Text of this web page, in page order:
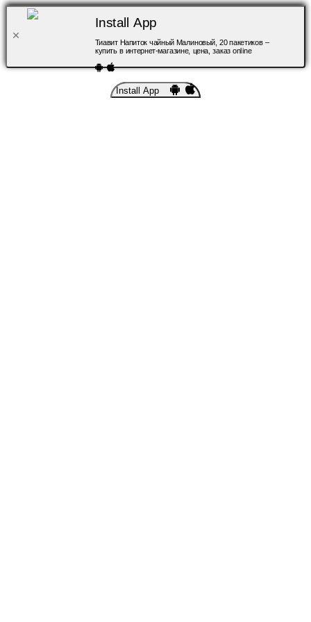
Install App
Тиавит Напиток чайный Малиновый, 20 пакетиков –
купить в интернет-магазине, цена, заказ online
Install App